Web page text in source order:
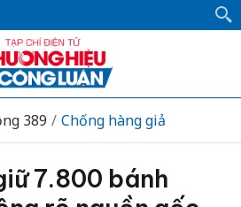
389 Chống hàng giả
7.800 bánh